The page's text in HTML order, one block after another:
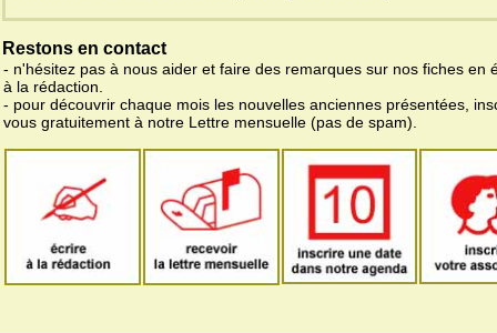
Restons en contact
- n'hésitez pas à nous aider et faire des remarques sur nos fiches en
à la rédaction.
- pour découvrir chaque mois les nouvelles anciennes présentées,
vous gratuitement à notre Lettre mensuelle (pas de spam).